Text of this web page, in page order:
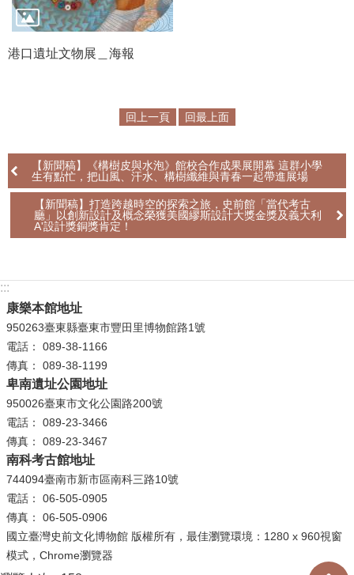
資
料
開
私
權
保
資
訊
安
全
宣
告
為
民
服
務
白
皮
書
政
港口遺址文物展＿海報
回上一頁 回最上面
【新聞稿】《構樹皮與水泡》館校合作成果展開幕 這群小學
生有點忙，把山風、汗水、構樹纖維與青春一起帶進展場
【新聞稿】打造跨越時空的探索之旅，史前館「當代考古
廳」以創新設計及概念榮獲美國繆斯設計大獎金獎及義大利
A'設計獎銅獎肯定！
:::
康樂本館地址
950263臺東縣臺東市豐田里博物館路1號
電話： 089-38-1166
傳真： 089-38-1199
卑南遺址公園地址
950026臺東市文化公園路200號
電話： 089-23-3466
傳真： 089-23-3467
南科考古館地址
744094臺南市新市區南科三路10號
電話： 06-505-0905
傳真： 06-505-0906
國立臺灣史前文化博物館 版權所有，最佳瀏覽環境：1280 x 960視窗
模式，Chrome瀏覽器